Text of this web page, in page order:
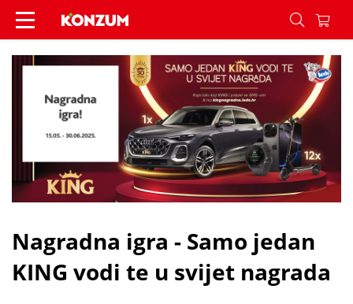
Nagradna igra - Samo jedan KING vodi te u
Nagradna igra - Samo jedan
KING vodi te u svijet nagrada